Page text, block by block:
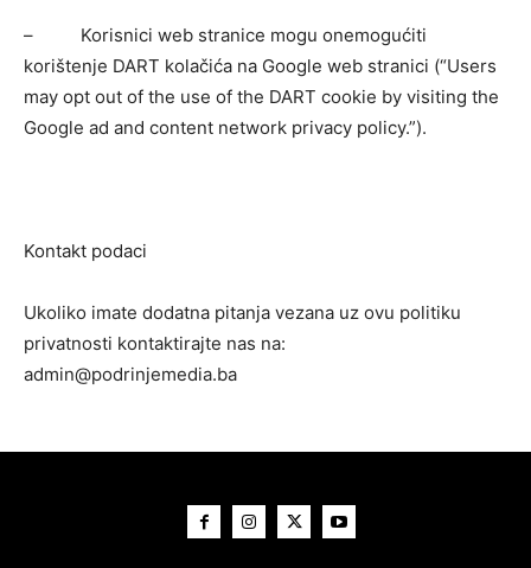
– Korisnici web stranice mogu onemogućiti
korištenje DART kolačića na Google web stranici (“Users
may opt out of the use of the DART cookie by visiting the
Google ad and content network privacy policy.”).
Kontakt podaci
Ukoliko imate dodatna pitanja vezana uz ovu politiku
privatnosti kontaktirajte nas na:
admin@podrinjemedia.ba